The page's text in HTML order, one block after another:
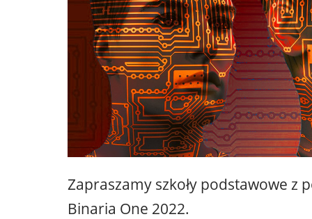
Zapraszamy szkoły podstawowe
Binaria One 2022.